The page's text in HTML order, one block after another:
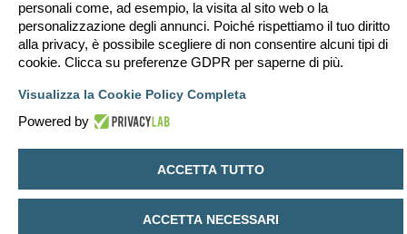
Cancella cookie
Contattaci
Creato daphpBB® Forum Software © phpBB Limited
Traduzione ItalianaphpBB-Italia.it
personali come, ad esempio, la visita al sito web o la
personalizzazione degli annunci. Poiché rispettiamo il tuo diritto
alla privacy, è possibile scegliere di non consentire alcuni tipi di
cookie. Clicca su preferenze GDPR per saperne di più.
Visualizza la Cookie Policy Completa
Powered by
ACCETTA TUTTO
ACCETTA NECESSARI